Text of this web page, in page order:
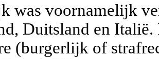
was voornamelijk
Duitsland en Italië.
(burgerlijk of